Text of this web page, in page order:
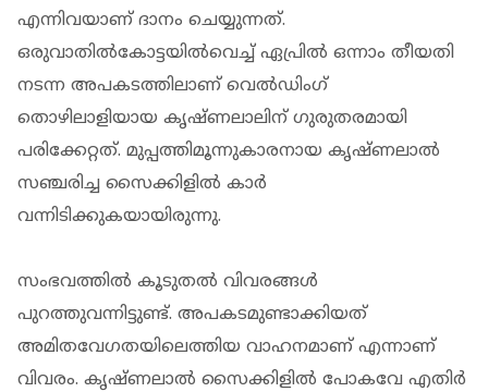
എന്നിവയാണ് ദാനം ചെയ്യുന്നത്.
ഒരുവാതില്‍കോട്ടയില്‍വെച്ച് ഏപ്രിൽ ഒന്നാം തീയതി
നടന്ന അപകടത്തിലാണ് വെല്‍ഡിംഗ്
തൊഴിലാളിയായ കൃഷ്ണലാലിന് ഗുരുതരമായി
പരിക്കേറ്റത്. മുപ്പത്തിമൂന്നുകാരനായ കൃഷ്ണലാല്‍
സഞ്ചരിച്ച സൈക്കിളില്‍ കാര്‍
വന്നിടിക്കുകയായിരുന്നു.
സംഭവത്തില്‍ കൂടുതല്‍ വിവരങ്ങള്‍
പുറത്തുവന്നിട്ടുണ്ട്. അപകടമുണ്ടാക്കിയത്
അമിതവേഗതയിലെത്തിയ വാഹനമാണ് എന്നാണ്
വിവരം. കൃഷ്ണലാല്‍ സൈക്കിളില്‍ പോകവേ എതിര്‍